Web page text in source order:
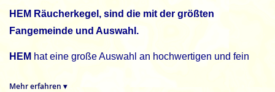
HEM Räucherkegel, sind die mit der größten
Fangemeinde und Auswahl.
HEM hat eine große Auswahl an hochwertigen und fein
passende Räucherkegel. HEM machts möglich! Beste
Mehr erfahren ▾